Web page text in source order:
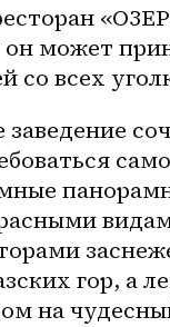
может
со всех
гор, а
на